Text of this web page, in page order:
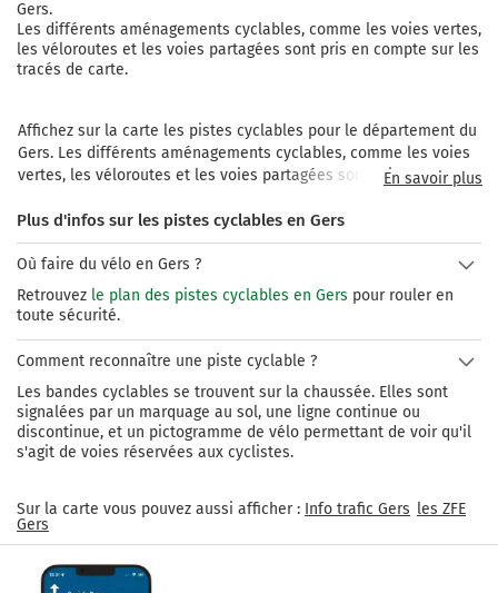
Gers.
Les différents aménagements cyclables, comme les voies vertes,
les véloroutes et les voies partagées sont pris en compte sur les
tracés de carte.
Affichez sur la carte les pistes cyclables pour le département du
Gers. Les différents aménagements cyclables, comme les voies
vertes, les véloroutes et les voies partagées sont pris en compte
accessibles dans le département du Gers : la voie verte de
l’Armagnac, Auch et sa piste cyclable sur les Berges du Gers, la
Vélo-route de la vallée de la Baïse, le cyclo-cross de la French
Divide et les chemins de Saint-Jacques-de-Compostelle.
En savoir plus
Plus d'infos sur les pistes cyclables en Gers
Où faire du vélo en Gers ?
Retrouvez le plan des pistes cyclables en Gers pour rouler en
toute sécurité.
Comment reconnaître une piste cyclable ?
Les bandes cyclables se trouvent sur la chaussée. Elles sont
signalées par un marquage au sol, une ligne continue ou
discontinue, et un pictogramme de vélo permettant de voir qu'il
s'agit de voies réservées aux cyclistes.
Sur la carte vous pouvez aussi afficher : Info trafic Gers les ZFE
Gers